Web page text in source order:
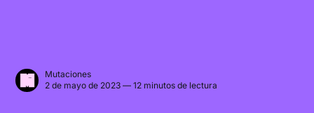
Mutaciones
2 de mayo de 2023 — 12 minutos de lectura